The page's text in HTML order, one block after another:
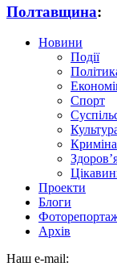
Полтавщина:
Новини
Події
Спорт
Проекти
Блоги
Архів
Наш e-mail: